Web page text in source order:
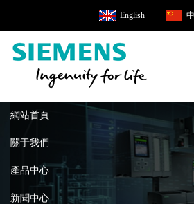
English
網站首頁
關于我們
產品中心
新聞中心